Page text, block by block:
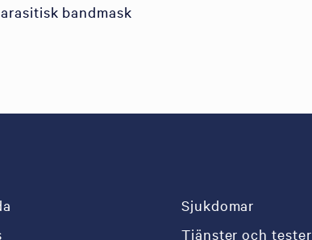
bandmask
Sjukdomar
Tjänster och tester